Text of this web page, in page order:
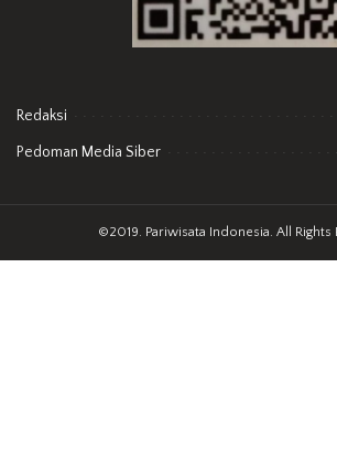
Redaksi
Pedoman Media Siber
©2019. Pariwisata Indonesia. All Rights